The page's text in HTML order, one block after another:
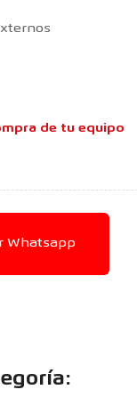
de tu equipo
Whatsapp